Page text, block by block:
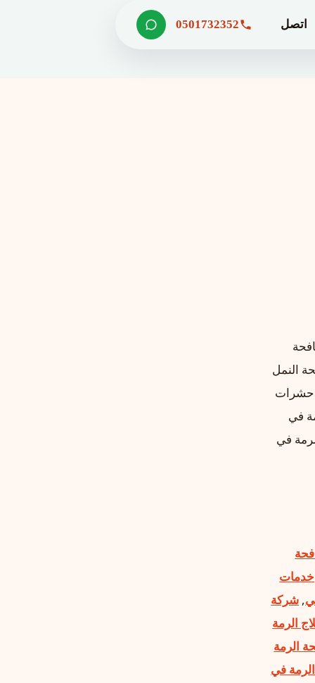
اتصل 0501732352
النمل
حشرات
في
في
خدمات
, شركة
الرمة
الرمة
في